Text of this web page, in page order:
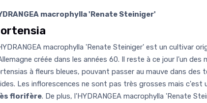
macrophylla 'Renate Steiniger'
macrophylla 'Renate Steiniger' est un cultivar
créée dans les années 60. Il reste à ce jour l'un des
à fleurs bleues, pouvant passer au mauve dans des
Les inflorescences ne sont pas très grosses mais c'est
florifère. De plus, l'HYDRANGEA macrophylla 'Renate